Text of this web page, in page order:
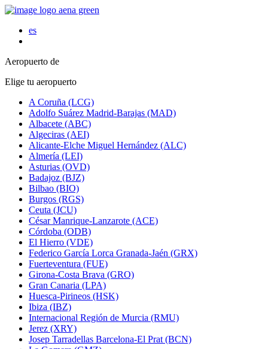
es
Aeropuerto de
Elige tu aeropuerto
A Coruña (LCG)
Adolfo Suárez Madrid-Barajas (MAD)
Albacete (ABC)
Algeciras (AEI)
Alicante-Elche Miguel Hernández (ALC)
Almería (LEI)
Asturias (OVD)
Badajoz (BJZ)
Bilbao (BIO)
Burgos (RGS)
Ceuta (JCU)
César Manrique-Lanzarote (ACE)
Córdoba (ODB)
El Hierro (VDE)
Federico García Lorca Granada-Jaén (GRX)
Fuerteventura (FUE)
Girona-Costa Brava (GRO)
Gran Canaria (LPA)
Huesca-Pirineos (HSK)
Ibiza (IBZ)
Internacional Región de Murcia (RMU)
Jerez (XRY)
Josep Tarradellas Barcelona-El Prat (BCN)